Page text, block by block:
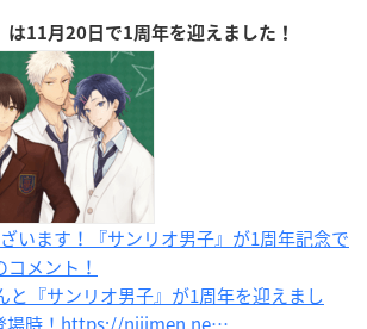
11月20日で1周年を迎えました！
います！『サンリオ男子』が1周年記念で
メント！
と『サンリオ男子』が1周年を迎えまし